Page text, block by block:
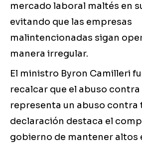
mercado laboral maltés en
evitando que las empresas
malintencionadas sigan
manera irregular.
El ministro Byron Camilleri
recalcar que el abuso
representa un abuso contra
declaración destaca el
gobierno de mantener altos